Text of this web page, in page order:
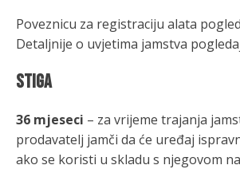
Poveznicu za registraciju alata
Detaljnije o uvjetima jamstva
STIGA
36 mjeseci – za vrijeme trajanja
prodavatelj jamči da će uređaj
ako se koristi u skladu s njegovom